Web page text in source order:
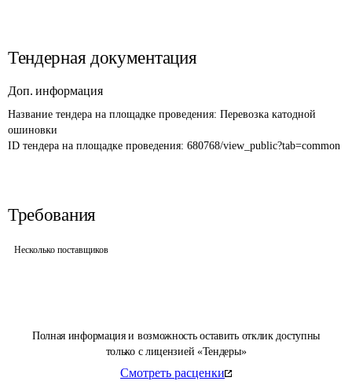
Полная информация и возможность оставить отклик доступны
только с лицензией «Тендеры»
Смотреть расценки
Тендерная документация
Доп. информация
Название тендера на площадке проведения: Перевозка катодной
ошиновки
ID тендера на площадке проведения: 680768/view_public?tab=common
Требования
Несколько поставщиков